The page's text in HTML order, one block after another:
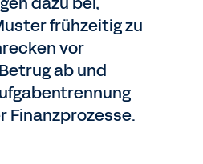
frühzeitig zu
vor
ab und
Finanzprozesse.